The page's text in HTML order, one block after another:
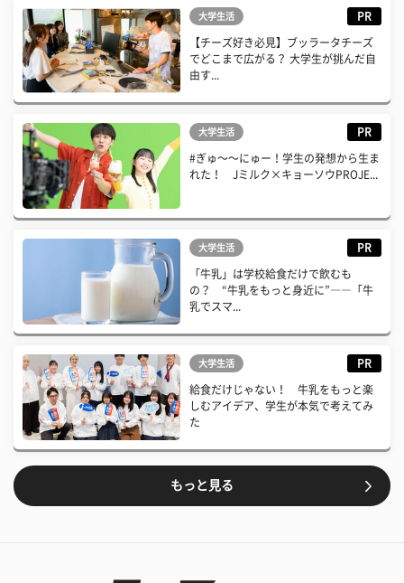
大学生活 PR
【チーズ好き必見】ブッラータチーズ
でどこまで広がる？ 大学生が挑んだ自
由す...
大学生活 PR
#ぎゅ〜〜にゅー！学生の発想から生ま
れた！ Jミルク×キョーソウPROJE...
大学生活 PR
「牛乳」は学校給食だけで飲むも
の？ “牛乳をもっと身近に”――「牛
乳でスマ...
大学生活 PR
給食だけじゃない！ 牛乳をもっと楽
しむアイデア、学生が本気で考えてみ
た
もっと見る